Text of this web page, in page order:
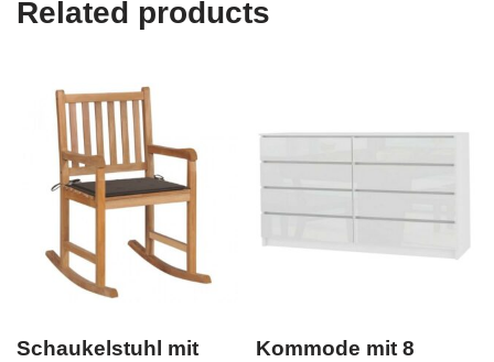
Related products
Schaukelstuhl mit
Kommode mit 8